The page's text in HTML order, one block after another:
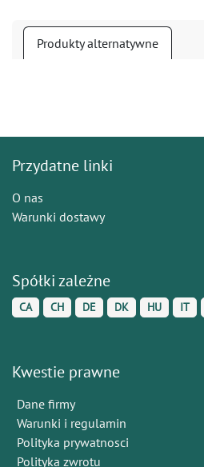
Produkty alternatywne
Przydatne linki
O nas
Warunki dostawy
Spółki zależne
CA CH DE DK HU IT
Kwestie prawne
Dane firmy
Warunki i regulamin
Polityka prywatnosci
Polityka zwrotu